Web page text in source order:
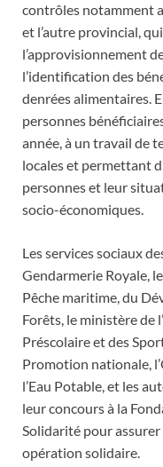
contrôles notamment
et l’autre provincial,
l’approvisionnement
l’identification des
denrées alimentaires.
personnes
année, à un travail de
locales et permettant
personnes et leur
socio-économiques.
Les services sociaux
Gendarmerie Royale,
Pêche maritime, du
Forêts, le ministère de
Préscolaire et des
Promotion nationale,
l’Eau Potable, et les
leur concours à la
Solidarité pour
opération solidaire.